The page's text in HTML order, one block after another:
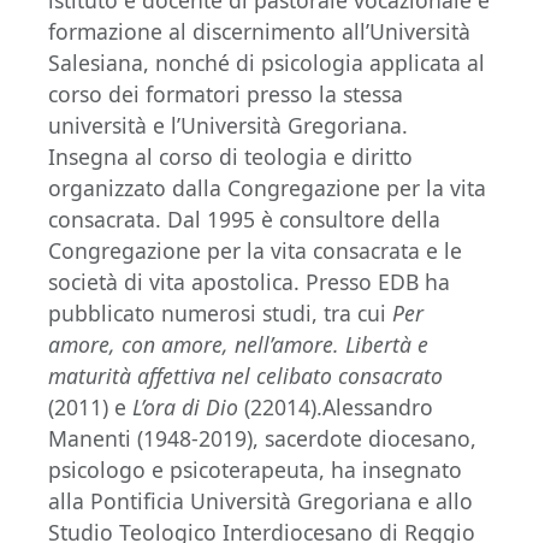
formazione al discernimento all’Università
Salesiana, nonché di psicologia applicata al
corso dei formatori presso la stessa
università e l’Università Gregoriana.
Insegna al corso di teologia e diritto
organizzato dalla Congregazione per la vita
consacrata. Dal 1995 è consultore della
Congregazione per la vita consacrata e le
società di vita apostolica. Presso EDB ha
pubblicato numerosi studi, tra cui Per
amore, con amore, nell’amore. Libertà e
maturità affettiva nel celibato consacrato
(2011) e L’ora di Dio (22014).Alessandro
Manenti (1948-2019), sacerdote diocesano,
psicologo e psicoterapeuta, ha insegnato
alla Pontificia Università Gregoriana e allo
Studio Teologico Interdiocesano di Reggio